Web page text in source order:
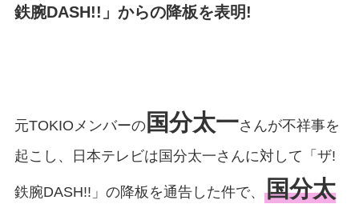
鉄腕DASH!!」からの降板を表明!
元TOKIOメンバーの国分太一さんが不祥事を
起こし、日本テレビは国分太一さんに対して「ザ!
鉄腕DASH!!」の降板を通告した件で、 国分太